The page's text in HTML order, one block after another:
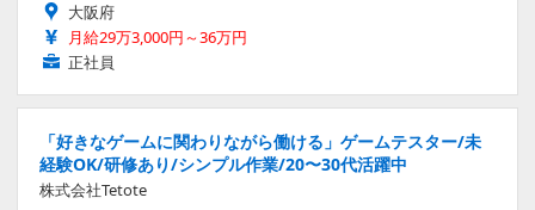
大阪府
月給29万3,000円～36万円
正社員
「好きなゲームに関わりながら働ける」ゲームテスター/未
経験OK/研修あり/シンプル作業/20〜30代活躍中
株式会社Tetote